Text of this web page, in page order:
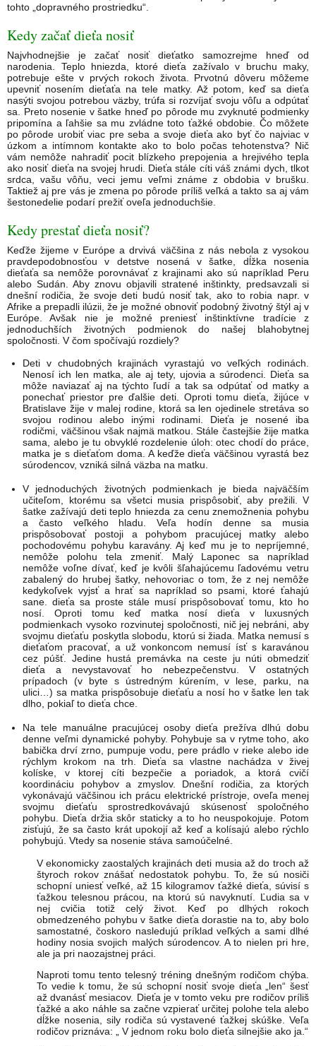
tohto „dopravného prostriedku“.
Kedy začať dieťa nosiť
Najvhodnejšie je začať nosiť dieťatko samozrejme hneď od
narodenia. Teplo hniezda, ktoré dieťa zažívalo v bruchu maky,
potrebuje ešte v prvých rokoch života. Prvotnú dôveru môžeme
upevniť nosením dieťaťa na tele matky. Až potom, keď sa dieťa
nasýti svojou potrebou väzby, trúfa si rozvíjať svoju vôľu a odpútať
sa. Preto nosenie v šatke hneď po pôrode mu zvyknuté podmienky
pripomína a ľahšie sa mu zvládne toto ťažké obdobie. Čo môžete
po pôrode urobiť viac pre seba a svoje dieťa ako byť čo najviac v
úzkom a intímnom kontakte ako to bolo počas tehotenstva? Nič
vám nemôže nahradiť pocit blízkeho prepojenia a hrejivého tepla
ako nosiť dieťa na svojej hrudi. Dieťa stále cíti váš známi dych, tlkot
srdca, vašu vôňu, veci jemu veľmi známe z obdobia v brušku.
Taktiež aj pre vás je zmena po pôrode príliš veľká a takto sa aj vám
šestonedelie podarí prežiť oveľa jednoduchšie.
Kedy prestať dieťa nosiť?
Keďže žijeme v Európe a drvivá väčšina z nás nebola z vysokou
pravdepodobnosťou v detstve nosená v šatke, dĺžka nosenia
dieťaťa sa nemôže porovnávať z krajinami ako sú napríklad Peru
alebo Sudán. Aby znovu objavili stratené inštinkty, predsavzali si
dnešní rodičia, že svoje deti budú nosiť tak, ako to robia napr. v
Afrike a prepadli ilúzii, že je možné obnoviť podobný životný štýl aj v
Európe. Avšak nie je možné preniesť inštinktívne tradície z
jednoduchších životných podmienok do našej blahobytnej
spoločnosti. V čom spočívajú rozdiely?
Deti v chudobných krajinách vyrastajú vo veľkých rodinách.
Nenosí ich len matka, ale aj tety, ujovia a súrodenci. Dieťa sa
môže naviazať aj na týchto ľudí a tak sa odpútať od matky a
ponechať priestor pre ďalšie deti. Oproti tomu dieťa, žijúce v
Bratislave žije v malej rodine, ktorá sa len ojedinele stretáva so
svojou rodinou alebo inými rodinami. Dieťa je nosené iba
rodičmi, väčšinou však najmä matkou. Stále častejšie žije matka
sama, alebo je tu obvyklé rozdelenie úloh: otec chodí do práce,
matka je s dieťaťom doma. A keďže dieťa väčšinou vyrastá bez
súrodencov, vzniká silná väzba na matku.
V jednoduchých životných podmienkach je bieda najväčším
učiteľom, ktorému sa všetci musia prispôsobiť, aby prežili. V
šatke zažívajú deti teplo hniezda za cenu znemožnenia pohybu
a často veľkého hladu. Veľa hodín denne sa musia
prispôsobovať postoji a pohybom pracujúcej matky alebo
pochodovému pohybu karavány. Aj keď mu je to nepríjemné,
nemôže polohu tela zmeniť. Malý Laponec sa napríklad
nemôže voľne dívať, keď je kvôli šľahajúcemu ľadovému vetru
zabalený do hrubej šatky, nehovoriac o tom, že z nej nemôže
kedykoľvek vyjsť a hrať sa napríklad so psami, ktoré ťahajú
sane. dieťa sa proste stále musí prispôsobovať tomu, kto ho
nosí. Oproti tomu keď matka nosí dieťa v luxusných
podmienkach vysoko rozvinutej spoločnosti, nič jej nebráni, aby
svojmu dieťaťu poskytla slobodu, ktorú si žiada. Matka nemusí s
dieťaťom pracovať, a už vonkoncom nemusí ísť s karavánou
cez púšť. Jedine hustá premávka na ceste ju núti obmedziť
dieťa a nevystavovať ho nebezpečenstvu. V ostatných
prípadoch (v byte s ústredným kúrením, v lese, parku, na
ulici…) sa matka prispôsobuje dieťaťu a nosí ho v šatke len tak
dlho, pokiaľ to dieťa chce.
Na tele manuálne pracujúcej osoby dieťa prežíva dlhú dobu
denne veľmi dynamické pohyby. Pohybuje sa v rytme toho, ako
babička drví zrno, pumpuje vodu, pere prádlo v rieke alebo ide
rýchlym krokom na trh. Dieťa sa vlastne nachádza v živej
kolíske, v ktorej cíti bezpečie a poriadok, a ktorá cvičí
koordináciu pohybov a zmyslov. Dnešní rodičia, za ktorých
vykonávajú väčšinou ich prácu elektrické prístroje, oveľa menej
svojmu dieťaťu sprostredkovávajú skúsenosť spoločného
pohybu. Dieťa držia skôr staticky a to ho neuspokojuje. Potom
zisťujú, že sa často krát upokojí až keď a kolísajú alebo rýchlo
pohybujú. Vtedy sa nosenie stáva samoúčelné.
V ekonomicky zaostalých krajinách deti musia až do troch až
štyroch rokov znášať nedostatok pohybu. To, že sú nosiči
schopní uniesť veľké, až 15 kilogramov ťažké dieťa, súvisí s
ťažkou telesnou prácou, na ktorú sú navyknutí. Ľudia sa v
nej cvičia totiž celý život. Keď po dlhých rokoch
obmedzeného pohybu v šatke dieťa dorastie na to, aby bolo
samostatné, čoskoro nasledujú príklad veľkých a sami dlhé
hodiny nosia svojich malých súrodencov. A to nielen pri hre,
ale ja pri naozajstnej práci.
Naproti tomu tento telesný tréning dnešným rodičom chýba.
To vedie k tomu, že sú schopní nosiť svoje dieťa „len“ šesť
až dvanásť mesiacov. Dieťa je v tomto veku pre rodičov príliš
ťažké a ako náhle sa začne vzpierať určitej polohe tela alebo
dĺžke nosenia, sily rodiča sú vystavené ťažkej skúške. Veľa
rodičov priznáva: „ V jednom roku bolo dieťa silnejšie ako ja.“